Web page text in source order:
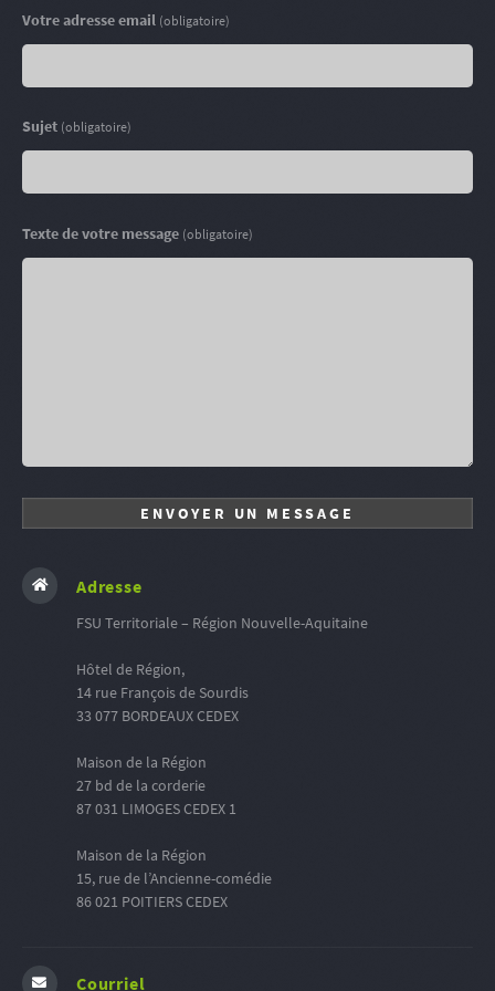
Votre adresse email (obligatoire)
Sujet (obligatoire)
Texte de votre message (obligatoire)
Adresse
FSU Territoriale – Région Nouvelle-Aquitaine
Hôtel de Région,
14 rue François de Sourdis
33 077 BORDEAUX CEDEX
Maison de la Région
27 bd de la corderie
87 031 LIMOGES CEDEX 1
Maison de la Région
15, rue de l’Ancienne-comédie
86 021 POITIERS CEDEX
Courriel